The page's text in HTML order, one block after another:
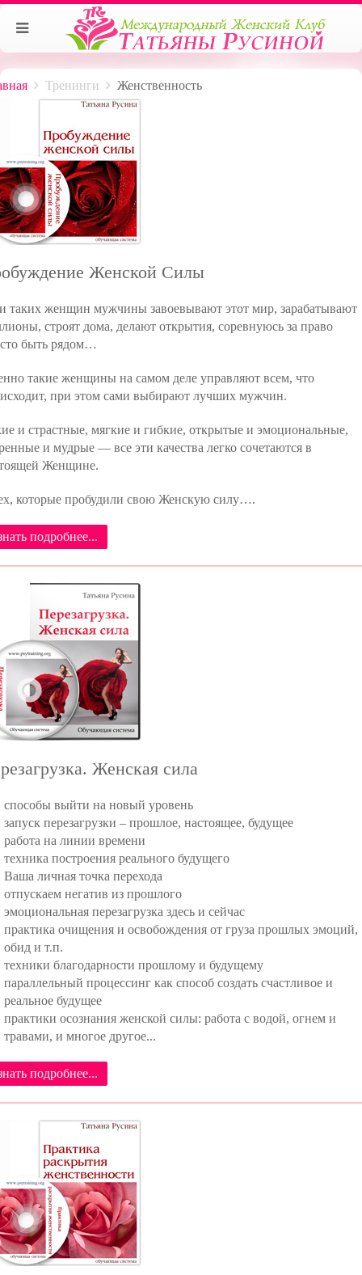
Тренинги Женственность
Женской Силы
таких женщин мужчины завоевывают этот мир, зарабатывают
строят дома, делают открытия, соревнуюсь за право
быть рядом…
такие женщины на самом деле управляют всем, что
при этом сами выбирают лучших мужчин.
и страстные, мягкие и гибкие, открытые и эмоциональные,
и мудрые — все эти качества легко сочетаются в
Женщине.
которые пробудили свою Женскую силу….
подробнее...
Женская сила
способы выйти на новый уровень
запуск перезагрузки – прошлое, настоящее, будущее
работа на линии времени
техника построения реального будущего
Ваша личная точка перехода
отпускаем негатив из прошлого
эмоциональная перезагрузка здесь и сейчас
практика очищения и освобождения от груза прошлых эмоций,
обид и т.п.
техники благодарности прошлому и будущему
параллельный процессинг как способ создать счастливое и
реальное будущее
практики осознания женской силы: работа с водой, огнем и
травами, и многое другое...
подробнее...